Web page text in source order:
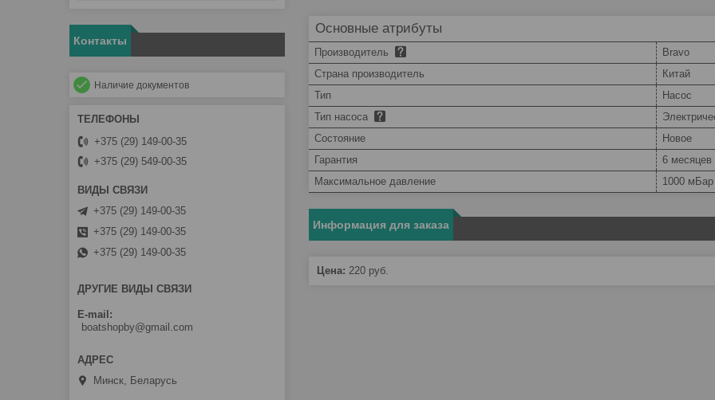
Основные атрибуты
Производитель
Bravo
Страна производитель
Китай
Тип
Насос
Тип насоса
Состояние
Новое
Гарантия
6 месяцев
Максимальное давление
1000 мБар
Информация для заказа
Цена: 220 руб.
Контакты
Наличие документов
+375 (29) 149-00-35
+375 (29) 549-00-35
+375 (29) 149-00-35
+375 (29) 149-00-35
+375 (29) 149-00-35
ДРУГИЕ ВИДЫ СВЯЗИ
E-mail
boatshopby@gmail.com
Минск, Беларусь